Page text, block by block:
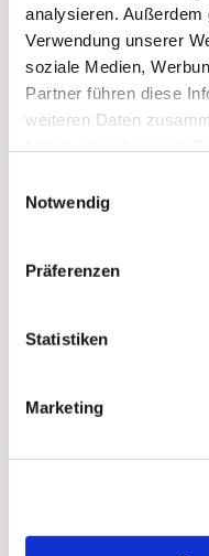
analysieren.
Verwendung unserer
soziale Medien,
Partner führen diese
weiteren Daten
Notwendig
Präferenzen
Statistiken
Marketing
Bei Regenwetter
„Speisekammer 16“
Kirchender Dorfweg